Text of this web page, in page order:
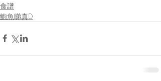
食譜
鮑魚睇真D